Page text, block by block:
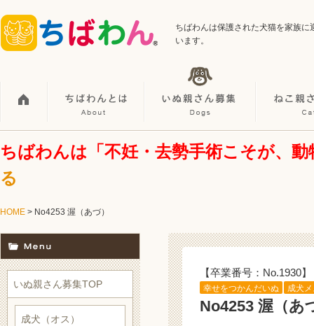
ちばわんは保護された犬猫を家族
います。
ちばわんは「不妊・去勢手術こそが、
る
HOME > No4253 渥（あづ）
【卒業番号：No.1930】
幸せをつかんだいぬ 成犬
No4253 渥（あ
いぬ親さん募集TOP
成犬（オス）